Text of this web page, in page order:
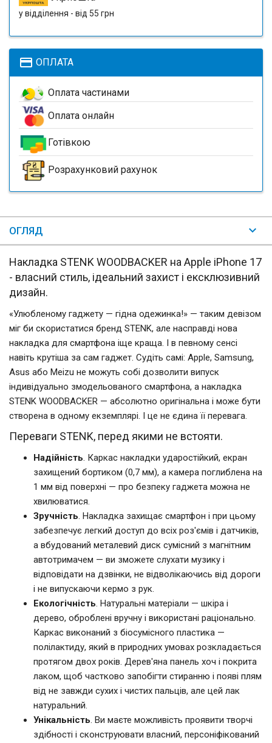
у відділення - від 55 грн
payment ОПЛАТА
Оплата частинами
Оплата онлайн
Готівкою
Розрахунковий рахунок
ОГЛЯД
Накладка STENK WOODBACKER на Apple iPhone 17
- власний стиль, ідеальний захист і ексклюзивний
дизайн.
«Улюбленому гаджету — гідна одежинка!» — таким девізом
міг би скористатися бренд STENK, але насправді нова
накладка для смартфона іще краща. І в певному сенсі
навіть крутіша за сам гаджет. Судіть самі: Apple, Samsung,
Asus або Meizu не можуть собі дозволити випуск
індивідуально змодельованого смартфона, а накладка
STENK WOODBACKER — абсолютно оригінальна і може бути
створена в одному екземплярі. І це не єдина її перевага.
Переваги STENK, перед якими не встояти.
Надійність. Каркас накладки ударостійкий, екран
захищений бортиком (0,7 мм), а камера поглиблена на
1 мм від поверхні — про безпеку гаджета можна не
хвилюватися.
Зручність. Накладка захищає смартфон і при цьому
забезпечує легкий доступ до всіх роз'ємів і датчиків,
а вбудований металевий диск сумісний з магнітним
автотримачем — ви зможете слухати музику і
відповідати на дзвінки, не відволікаючись від дороги
і не випускаючи кермо з рук.
Екологічність. Натуральні матеріали — шкіра і
дерево, оброблені вручну і використані раціонально.
Каркас виконаний з біосумісного пластика —
полілактиду, який в природних умовах розкладається
протягом двох років. Дерев'яна панель хоч і покрита
лаком, щоб частково запобігти стиранню і появі плям
від не завжди сухих і чистих пальців, але цей лак
натуральний.
Унікальність. Ви маєте можливість проявити творчі
здібності і сконструювати власний, персоніфікований